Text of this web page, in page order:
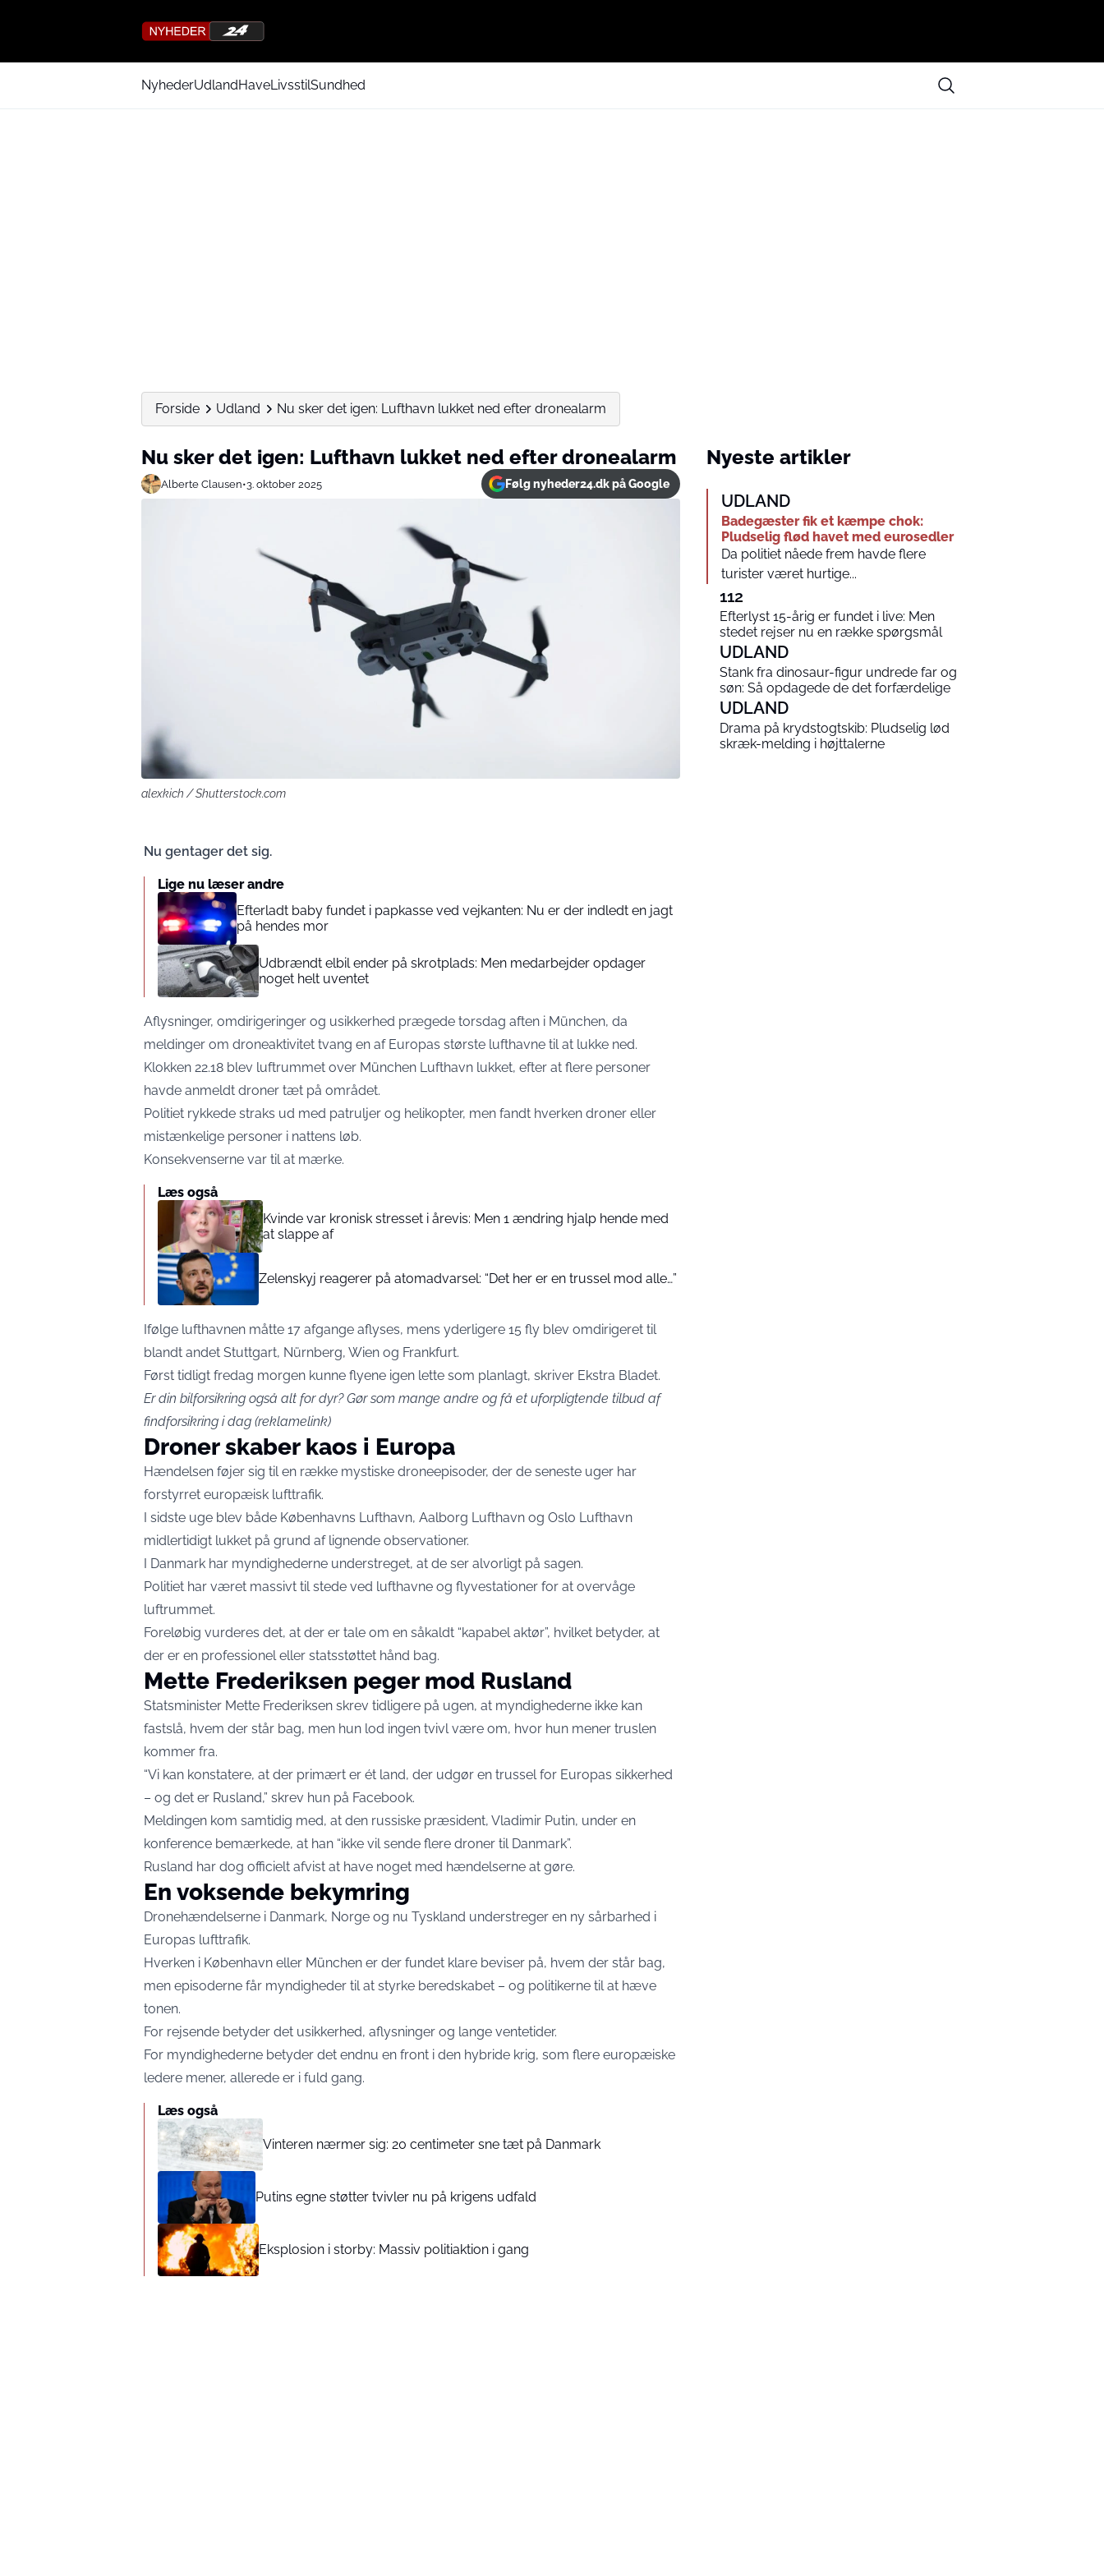
NyhederUdlandHaveLivsstilSundhed
Forside Udland Nu sker det igen: Lufthavn lukket ned efter dronealarm
Nu sker det igen: Lufthavn lukket ned efter dronealarm
Alberte Clausen•3. oktober 2025 Følg nyheder24.dk på Google
alexkich / Shutterstock.com
Nu gentager det sig.
Lige nu læser andre
Efterladt baby fundet i papkasse ved vejkanten: Nu er der indledt en jagt
på hendes mor
Udbrændt elbil ender på skrotplads: Men medarbejder opdager
noget helt uventet
Aflysninger, omdirigeringer og usikkerhed prægede torsdag aften i München, da
meldinger om droneaktivitet tvang en af Europas største lufthavne til at lukke ned.
Klokken 22.18 blev luftrummet over München Lufthavn lukket, efter at flere personer
havde anmeldt droner tæt på området.
Politiet rykkede straks ud med patruljer og helikopter, men fandt hverken droner eller
mistænkelige personer i nattens løb.
Konsekvenserne var til at mærke.
Læs også
Kvinde var kronisk stresset i årevis: Men 1 ændring hjalp hende med
at slappe af
Zelenskyj reagerer på atomadvarsel: “Det her er en trussel mod alle…”
Ifølge lufthavnen måtte 17 afgange aflyses, mens yderligere 15 fly blev omdirigeret til
blandt andet Stuttgart, Nürnberg, Wien og Frankfurt.
Først tidligt fredag morgen kunne flyene igen lette som planlagt, skriver Ekstra Bladet.
Er din bilforsikring også alt for dyr?Gør som mange andre og få et uforpligtende tilbud af
findforsikring i dag (reklamelink)
Droner skaber kaos i Europa
Hændelsen føjer sig til en række mystiske droneepisoder, der de seneste uger har
forstyrret europæisk lufttrafik.
I sidste uge blev både Københavns Lufthavn, Aalborg Lufthavn og Oslo Lufthavn
midlertidigt lukket på grund af lignende observationer.
I Danmark har myndighederne understreget, at de ser alvorligt på sagen.
Politiet har været massivt til stede ved lufthavne og flyvestationer for at overvåge
luftrummet.
Foreløbig vurderes det, at der er tale om en såkaldt “kapabel aktør”, hvilket betyder, at
der er en professionel eller statsstøttet hånd bag.
Mette Frederiksen peger mod Rusland
Statsminister Mette Frederiksen skrev tidligere på ugen, at myndighederne ikke kan
fastslå, hvem der står bag, men hun lod ingen tvivl være om, hvor hun mener truslen
kommer fra.
“Vi kan konstatere, at der primært er ét land, der udgør en trussel for Europas sikkerhed
– og det er Rusland,” skrev hun på Facebook.
Meldingen kom samtidig med, at den russiske præsident, Vladimir Putin, under en
konference bemærkede, at han “ikke vil sende flere droner til Danmark”.
Rusland har dog officielt afvist at have noget med hændelserne at gøre.
En voksende bekymring
Dronehændelserne i Danmark, Norge og nu Tyskland understreger en ny sårbarhed i
Europas lufttrafik.
Hverken i København eller München er der fundet klare beviser på, hvem der står bag,
men episoderne får myndigheder til at styrke beredskabet – og politikerne til at hæve
tonen.
For rejsende betyder det usikkerhed, aflysninger og lange ventetider.
For myndighederne betyder det endnu en front i den hybride krig, som flere europæiske
ledere mener, allerede er i fuld gang.
Læs også
Vinteren nærmer sig: 20 centimeter sne tæt på Danmark
Putins egne støtter tvivler nu på krigens udfald
Eksplosion i storby: Massiv politiaktion i gang
Nyeste artikler
UDLAND
Badegæster fik et kæmpe chok:
Pludselig flød havet med eurosedler
Da politiet nåede frem havde flere
turister været hurtige...
112
Efterlyst 15-årig er fundet i live: Men
stedet rejser nu en række spørgsmål
UDLAND
Stank fra dinosaur-figur undrede far og
søn: Så opdagede de det forfærdelige
UDLAND
Drama på krydstogtskib: Pludselig lød
skræk-melding i højttalerne